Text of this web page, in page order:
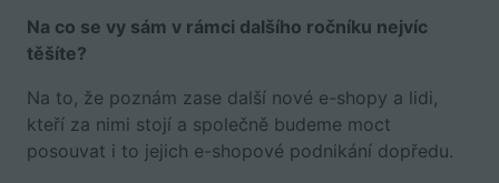
Na co se vy sám v rámci dalšího ročníku nejvíc
těšíte?
Na to, že poznám zase další nové e-shopy a lidi,
kteří za nimi stojí a společně budeme moct
posouvat i to jejich e-shopové podnikání dopředu.